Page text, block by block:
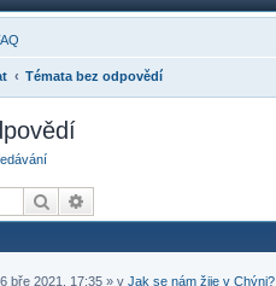
Témata bez odpovědí
Hledat
bře 2021, 17:35 » v Jak se nám žije v Chýni?